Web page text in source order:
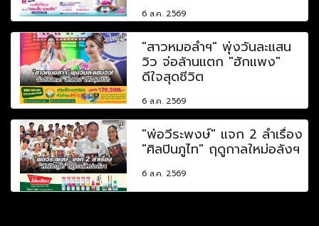
6 ส.ค. 2569
"สาวหมอลำฯ" พุ่งวันละแสน
วิว จ่อล้านแตก "ฮักแพง"
ดีใจสุดชีวิต
6 ส.ค. 2569
"พ่อวีระพงษ์" แจก 2 ลำเรื่อง
"ศิลปินภูไท" ฤดูกาลใหม่อลังฯ
6 ส.ค. 2569